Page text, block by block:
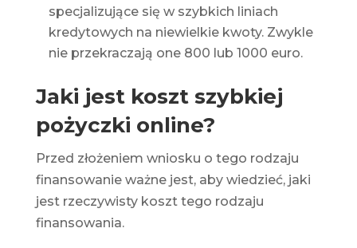
specjalizujące się w szybkich liniach
kredytowych na niewielkie kwoty. Zwykle
nie przekraczają one 800 lub 1000 euro.
Jaki jest koszt szybkiej
pożyczki online?
Przed złożeniem wniosku o tego rodzaju
finansowanie ważne jest, aby wiedzieć, jaki
jest rzeczywisty koszt tego rodzaju
finansowania.